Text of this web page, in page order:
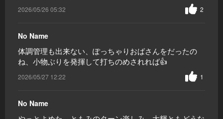
2026/05/26 05:32 2
No Name
体調管理も出来ない、ぽっちゃりおばさんをだったの
ね、小物ぶりを発揮して打ちのめされれば👍
2026/05/27 12:22 1
No Name